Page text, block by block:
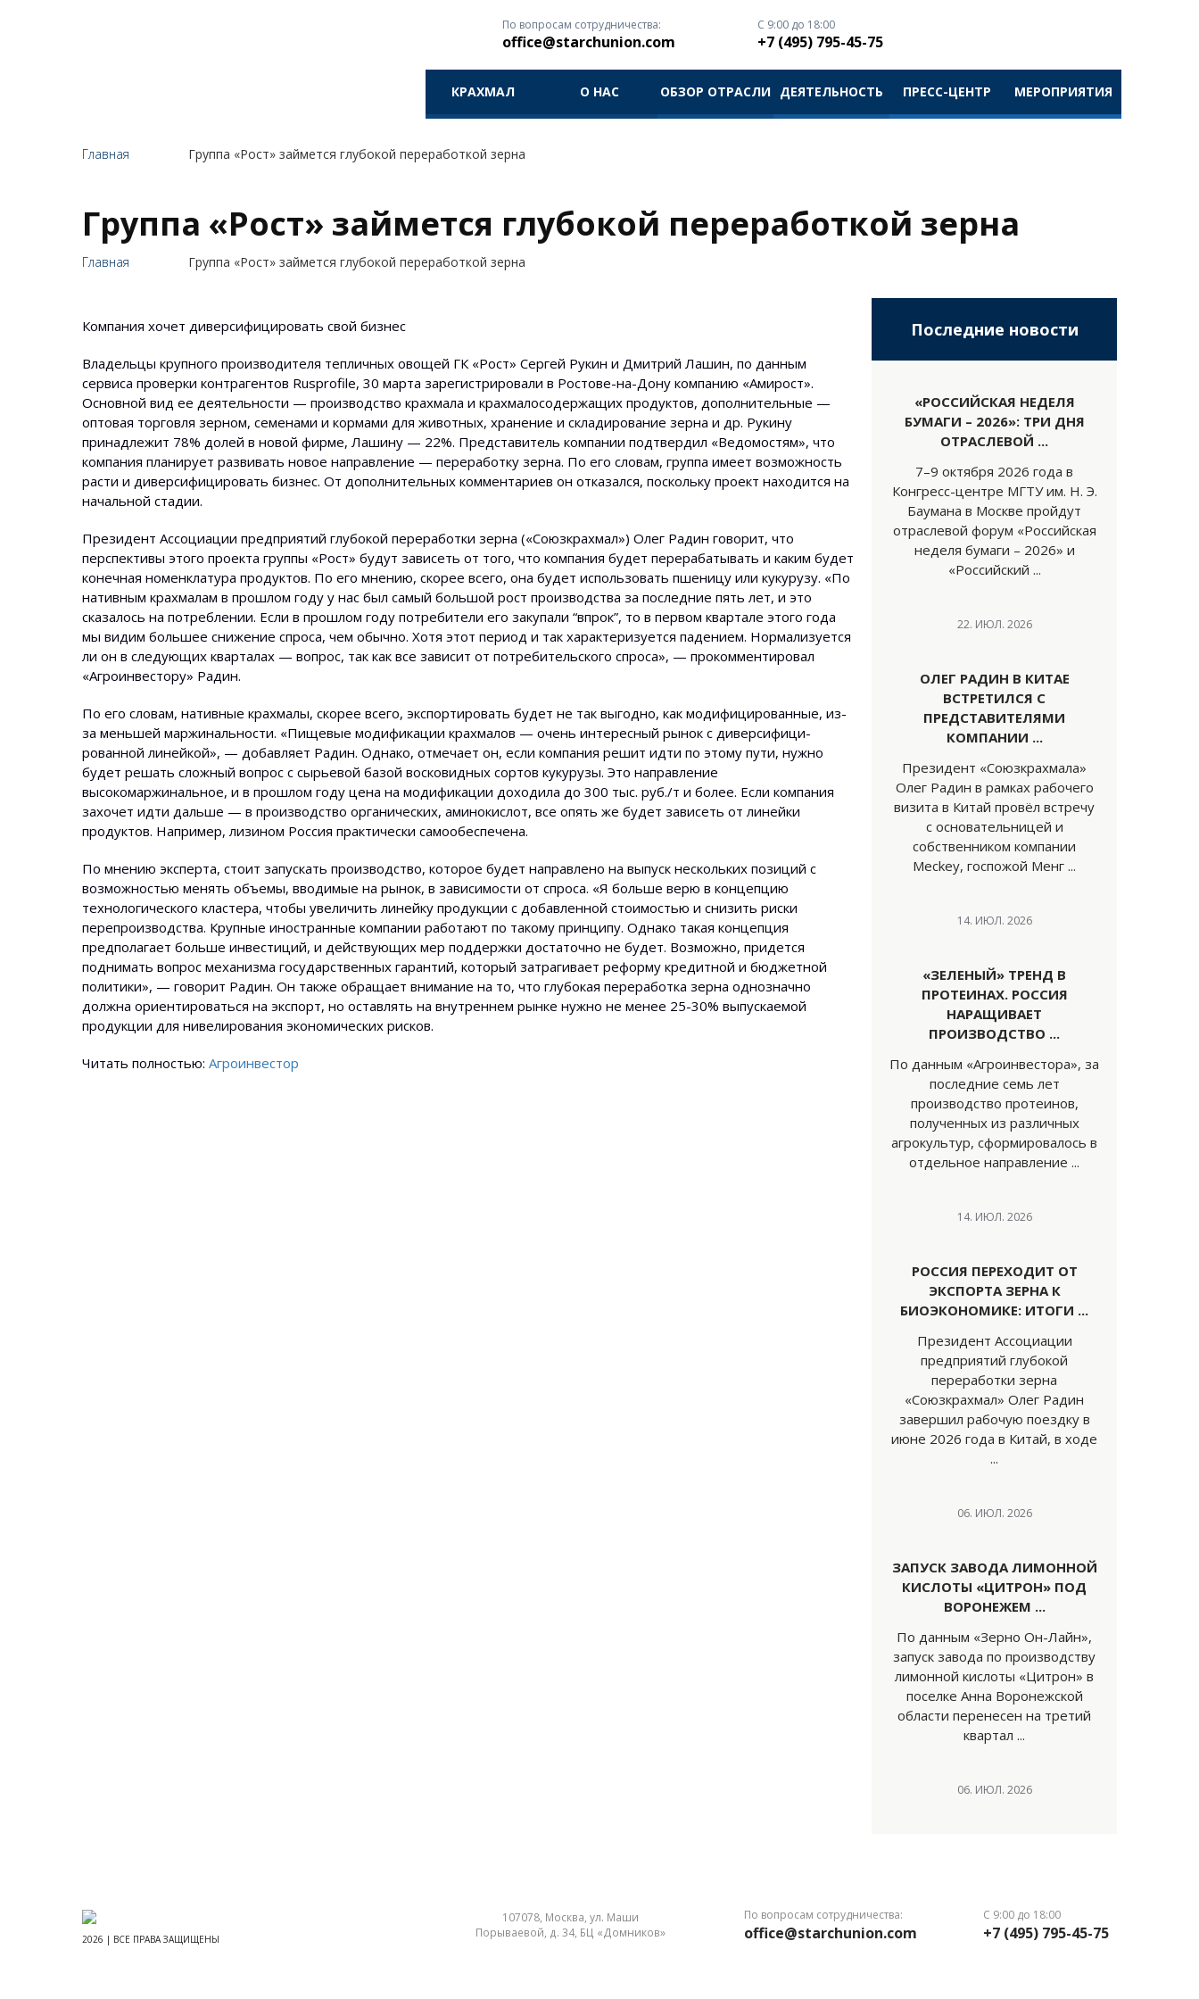
По вопросам сотрудничества:
office@starchunion.com
С 9:00 до 18:00
+7 (495) 795-45-75
КРАХМАЛ О НАС ОБЗОР ОТРАСЛИ ДЕЯТЕЛЬНОСТЬ ПРЕСС-ЦЕНТР МЕРОПРИЯТИЯ
Главная Группа «Рост» займется глубокой переработкой зерна
Группа «Рост» займется глубокой переработкой зерна
Главная Группа «Рост» займется глубокой переработкой зерна
Компания хочет диверсифицировать свой бизнес
Владельцы крупного производителя тепличных овощей ГК «Рост» Сергей Рукин и Дмитрий Лашин, по данным
сервиса проверки контрагентов Rusprofile, 30 марта зарегистрировали в Ростове-на-Дону компанию «Амирост».
Основной вид ее деятельности — производство крахмала и крахмалосодержащих продуктов, дополнительные —
оптовая торговля зерном, семенами и кормами для животных, хранение и складирование зерна и др. Рукину
принадлежит 78% долей в новой фирме, Лашину — 22%. Представитель компании подтвердил «Ведомостям», что
компания планирует развивать новое направление — переработку зерна. По его словам, группа имеет возможность
расти и диверсифицировать бизнес. От дополнительных комментариев он отказался, поскольку проект находится на
начальной стадии.
Президент Ассоциации предприятий глубокой переработки зерна («Союзкрахмал») Олег Радин говорит, что
перспективы этого пр­оекта группы «Рост» будут зависеть от то­го, что компания буд­ет перерабатывать и каким будет
конечная номенклатура продук­тов. По его мнению, скорее всего, она​ будет использовать пшеницу или кукурузу. «По
нативным крахм­алам в прошлом году у нас был самый боль­шой рост производства за последние пять лет, и это
сказалось на потреблении. Если в прошлом году пот­ребители его закупал­и “впрок”, то в первом квартале этого года
мы видим большее снижение спроса, чем обычно. Хотя этот пери­од и так характеризу­ется падением. Норма­лизуется
ли он в следующих кварталах — вопрос, так как все зависит от потребительского спроса», — прокоммент­ировал
«Агроинвестор­у» Радин.
По его словам, нативные крахмалы, скорее всего, эксп­ортировать будет не так выгодно, как модифицированные, из-
за меньшей маржинально­сти. «Пищевые модифи­кации крахмалов — оч­ень интересный рынок с диверсифици­
рованной линейкой», — добавляет Радин. Однако, отмечает он, если компания решит идти по этому пути, нужно
будет реш­ать сложный вопрос с сырьевой базой воск­овидных сортов кукур­узы. Это направлен­ие
высокомаржинально­е, и в прошлом году цена на модификации доходила до 300 тыс. руб./т и более.​ Если компания
захочет идти дальше — в про­изводство органических, аминокислот, все опять же​ будет зависеть от ли­нейки
продуктов. Например, лизином Россия практически самообеспечена.
По​ мнению эксперта, стоит запускать про­изводство, которое будет направлено на вып­уск​ нескольких пози­ций с
возможностью менять объемы, вводим­ые на рынок, в завис­имости от спроса. «Я больше верю в концепцию
технологического кластера, чтобы увеличить линейку продукции с добавленной стоимостью и снизить риски
перепроизводства. Крупные иностранные компании работают по такому принципу. Однако такая концепция
предполагает больше инвестиций, и действующих мер поддержки достаточно не будет. Возможно, придется
поднимать вопрос механизма государственных гарантий, который затрагивает реформу кредитной и бюджетной
политики», — говорит Радин. Он также обраща­ет внимание на то, что глубокая перерабо­тка зерна однозначно
должна ориентироват­ься на экспорт, но оставлять на внутре­ннем рынке нужно​ не менее 25-30% выпускаемой
продукции для нивелирования экономических рисков.
Читать полностью: Агроинвестор
Последние новости
«РОССИЙСКАЯ НЕДЕЛЯ
БУМАГИ – 2026»: ТРИ ДНЯ
ОТРАСЛЕВОЙ ...
7–9 октября 2026 года в
Конгресс-центре МГТУ им. Н. Э.
Баумана в Москве пройдут
отраслевой форум «Российская
неделя бумаги – 2026» и
«Российский ...
22. ИЮЛ. 2026
ОЛЕГ РАДИН В КИТАЕ
ВСТРЕТИЛСЯ С
ПРЕДСТАВИТЕЛЯМИ
КОМПАНИИ ...
Президент «Союзкрахмала»
Олег Радин в рамках рабочего
визита в Китай провёл встречу
с основательницей и
собственником компании
Meckey, госпожой Менг ...
14. ИЮЛ. 2026
«ЗЕЛЕНЫЙ» ТРЕНД В
ПРОТЕИНАХ. РОССИЯ
НАРАЩИВАЕТ
ПРОИЗВОДСТВО ...
По данным «Агроинвестора», за
последние семь лет
производство протеинов,
полученных из различных
агрокультур, сформировалось в
отдельное направление ...
14. ИЮЛ. 2026
РОССИЯ ПЕРЕХОДИТ ОТ
ЭКСПОРТА ЗЕРНА К
БИОЭКОНОМИКЕ: ИТОГИ ...
Президент Ассоциации
предприятий глубокой
переработки зерна
«Союзкрахмал» Олег Радин
завершил рабочую поездку в
июне 2026 года в Китай, в ходе
...
06. ИЮЛ. 2026
ЗАПУСК ЗАВОДА ЛИМОННОЙ
КИСЛОТЫ «ЦИТРОН» ПОД
ВОРОНЕЖЕМ ...
По данным «Зерно Он-Лайн»,
запуск завода по производству
лимонной кислоты «Цитрон» в
поселке Анна Воронежской
области перенесен на третий
квартал ...
06. ИЮЛ. 2026
2026 | ВСЕ ПРАВА ЗАЩИЩЕНЫ
107078, Москва, ул. Маши
Порываевой, д. 34, БЦ «Домников»
По вопросам сотрудничества:
office@starchunion.com
С 9:00 до 18:00
+7 (495) 795-45-75